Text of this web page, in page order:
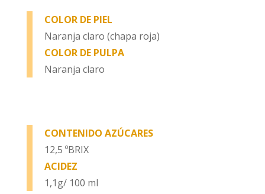
COLOR DE PIEL
Naranja claro (chapa roja)
COLOR DE PULPA
Naranja claro
CONTENIDO AZÚCARES
12,5 ºBRIX
ACIDEZ
1,1g/ 100 ml